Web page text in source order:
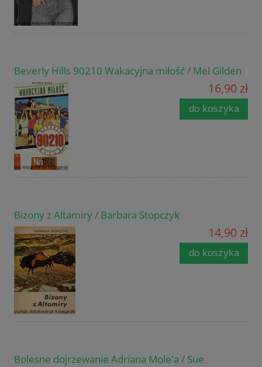
Beverly Hills 90210 Wakacyjna miłość / Mel Gilden
16,90 zł
do koszyka
Bizony z Altamiry / Barbara Stopczyk
14,90 zł
do koszyka
Bolesne dojrzewanie Adriana Mole'a / Sue